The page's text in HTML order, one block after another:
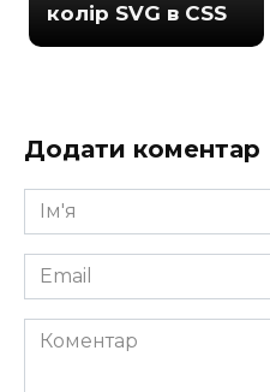
колір SVG в CSS
Додати коментар
Ім'я
*
Email
*
Коментар